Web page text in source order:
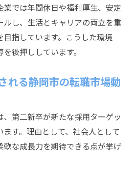
企業が第二新卒に期待する役
数が多い企業の見極め方
職活動を成功させる秘訣
職活動で重視すべき準備とは
ント活用で第二新卒の可能性
業では年間休日や福利厚生、安定
ルし、生活とキャリアの両立を重
指しています。こうした環境
後押ししています。
れる静岡市の転職市場動
第二新卒が新たな採用ターゲッ
ます。理由として、社会人として
軟な成長力を期待できる点が挙げ